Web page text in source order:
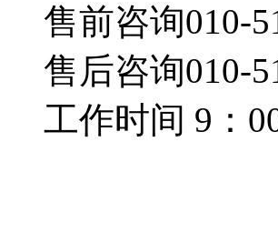
售前咨询010-
售后咨询010-
工作时间 9：